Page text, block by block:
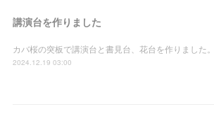
講演台を作りました
カバ桜の突板で講演台と書見台、花台を作りました。
2024.12.19 03:00